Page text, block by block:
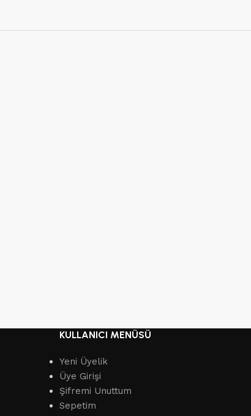
KULLANICI MENÜSÜ
Yeni Üyelik
Üye Girişi
Şifremi Unuttum
Sepetim